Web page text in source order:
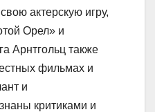
актерскую игру,
Орел» и
Арнтгольц также
фильмах и
и
критиками и